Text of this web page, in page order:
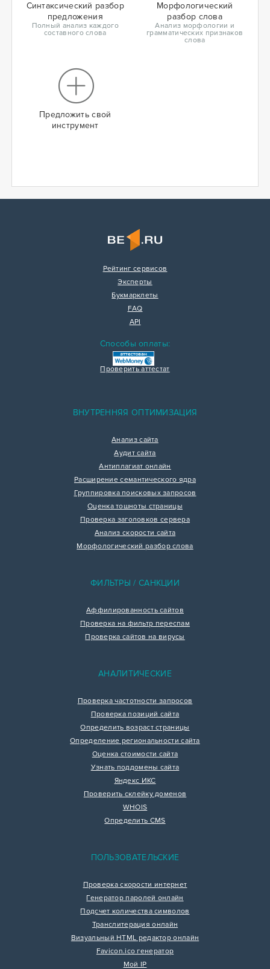
Синтаксический разбор
предложения
Полный анализ каждого
составного слова
Морфологический
разбор слова
Анализ морфологии и
грамматических признаков
слова
Предложить свой
инструмент
Рейтинг сервисов
Эксперты
Букмарклеты
FAQ
API
Способы оплаты:
Проверить аттестат
ВНУТРЕННЯЯ ОПТИМИЗАЦИЯ
Анализ сайта
Аудит сайта
Антиплагиат онлайн
Расширение семантического ядра
Группировка поисковых запросов
Оценка тошноты страницы
Проверка заголовков сервера
Анализ скорости сайта
Морфологический разбор слова
ФИЛЬТРЫ / САНКЦИИ
Аффилированность сайтов
Проверка на фильтр переспам
Проверка сайтов на вирусы
АНАЛИТИЧЕСКИЕ
Проверка частотности запросов
Проверка позиций сайта
Определить возраст страницы
Определение региональности сайта
Оценка стоимости сайта
Узнать поддомены сайта
Яндекс ИКС
Проверить склейку доменов
WHOIS
Определить CMS
ПОЛЬЗОВАТЕЛЬСКИЕ
Проверка скорости интернет
Генератор паролей онлайн
Подсчет количества символов
Транслитерация онлайн
Визуальный HTML редактор онлайн
Favicon.ico генератор
Мой IP